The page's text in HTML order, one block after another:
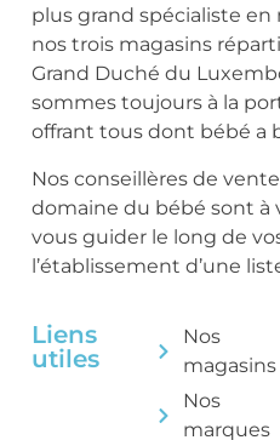
plus grand spécialiste
nos trois magasins
Grand Duché du
sommes toujours à la
offrant tous dont bébé a
Nos conseillères de
domaine du bébé sont à
vous guider le long de
l’établissement d’une
Liens
utiles
Nos
magasins
Nos
marques